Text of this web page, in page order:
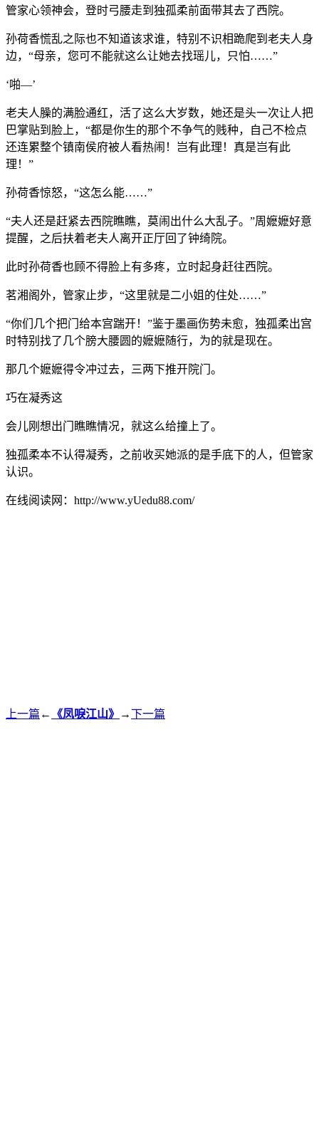
管家心领神会，登时弓腰走到独孤柔前面带其去了西院。
孙荷香慌乱之际也不知道该求谁，特别不识相跪爬到老夫人身
边，“母亲，您可不能就这么让她去找瑶儿，只怕……”
‘啪—’
老夫人臊的满脸通红，活了这么大岁数，她还是头一次让人把
巴掌贴到脸上，“都是你生的那个不争气的贱种，自己不检点
还连累整个镇南侯府被人看热闹！岂有此理！真是岂有此
理！”
孙荷香惊怒，“这怎么能……”
“夫人还是赶紧去西院瞧瞧，莫闹出什么大乱子。”周嬷嬷好意
提醒，之后扶着老夫人离开正厅回了钟绮院。
此时孙荷香也顾不得脸上有多疼，立时起身赶往西院。
茗湘阁外，管家止步，“这里就是二小姐的住处……”
“你们几个把门给本宫踹开！”鉴于墨画伤势未愈，独孤柔出宫
时特别找了几个膀大腰圆的嬷嬷随行，为的就是现在。
那几个嬷嬷得令冲过去，三两下推开院门。
巧在凝秀这
会儿刚想出门瞧瞧情况，就这么给撞上了。
独孤柔本不认得凝秀，之前收买她派的是手底下的人，但管家
认识。
在线阅读网：http://www.yUedu88.com/
上一篇 ← 《凤唳江山》 →下一篇